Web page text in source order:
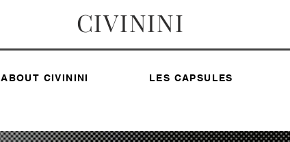
CIVININI
ABOUT CIVININI LES CAPSULES